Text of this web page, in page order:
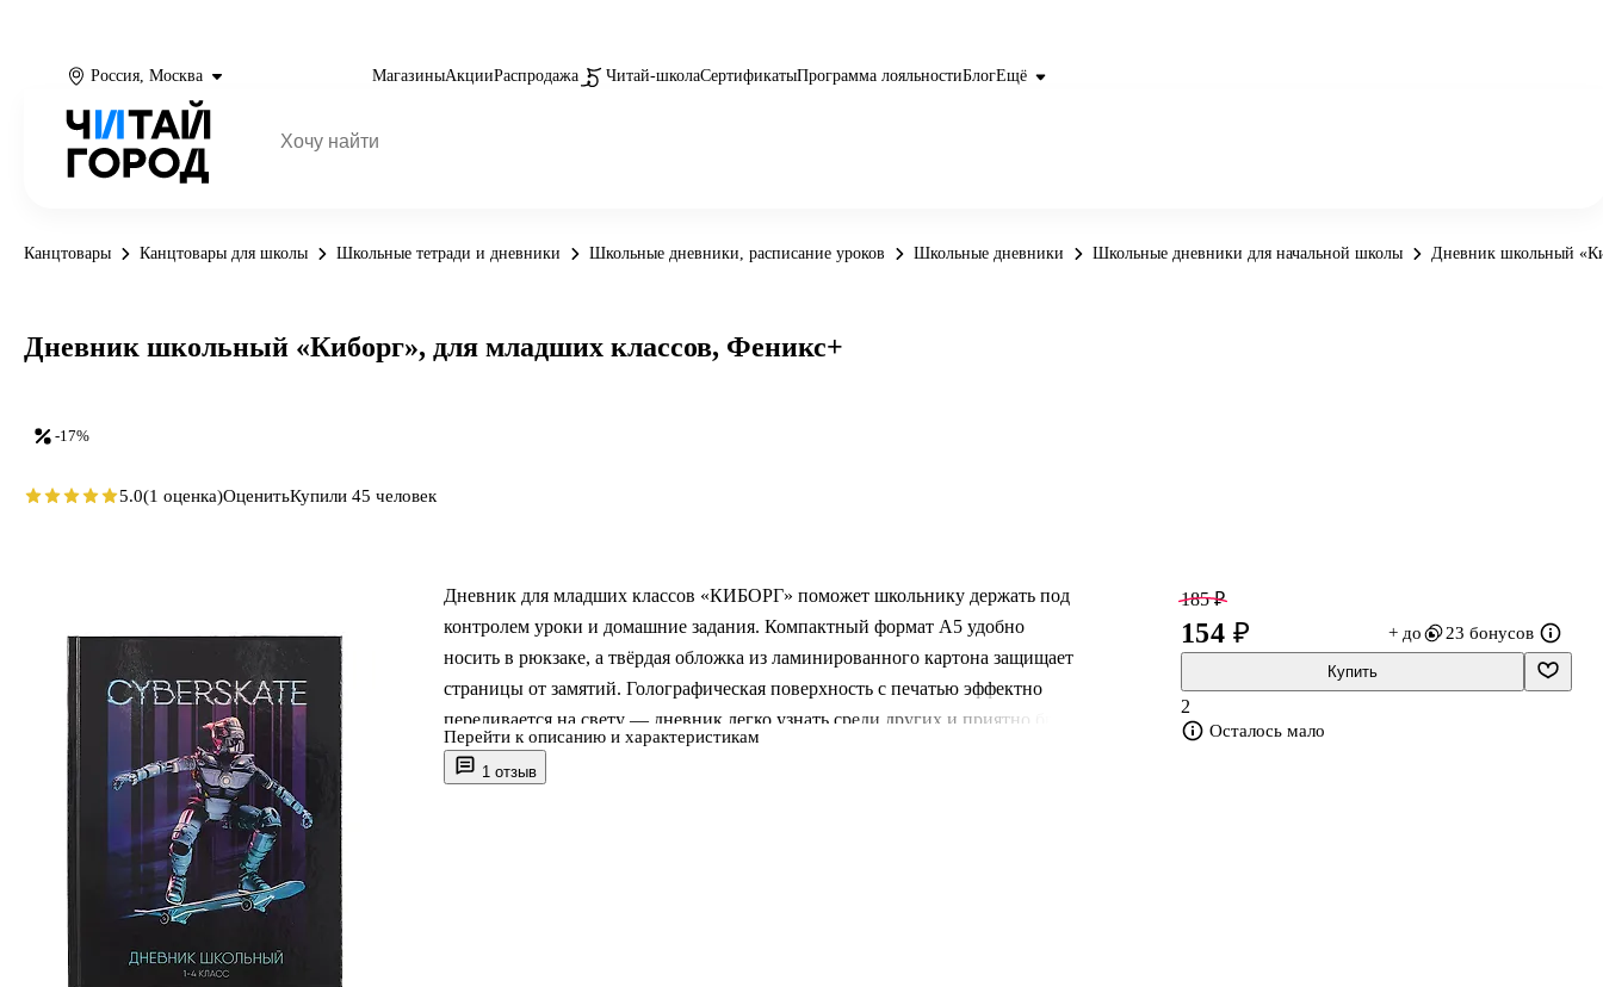
Россия, Москва МагазиныАкцииРаспродажа Читай-школаСертификатыПрограмма лояльностиБлогЕщё
Канцтовары Канцтовары для школы Школьные тетради и дневники Школьные дневники, расписание уроков Школьные дневники Школьные дневники для начальной школы Дневник школьный
1 отзыв
Дневник для младших классов «КИБОРГ» поможет школьнику держать под
контролем уроки и домашние задания. Компактный формат A5 удобно
носить в рюкзаке, а твёрдая обложка из ламинированного картона защищает
страницы от замятий. Голографическая поверхность с печатью эффектно
переливается на свету — дневник легко узнать среди других и приятно брать
в руки. Подойдёт для ежедневных записей в школе и дома.
Перейти к описанию и характеристикам
-17%
Дневник школьный «Киборг», для младших классов, Феникс+
5.0(1 оценка)ОценитьКупили 45 человек
185 ₽
154 ₽ + до 23 бонусов
Купить
2
Осталось мало